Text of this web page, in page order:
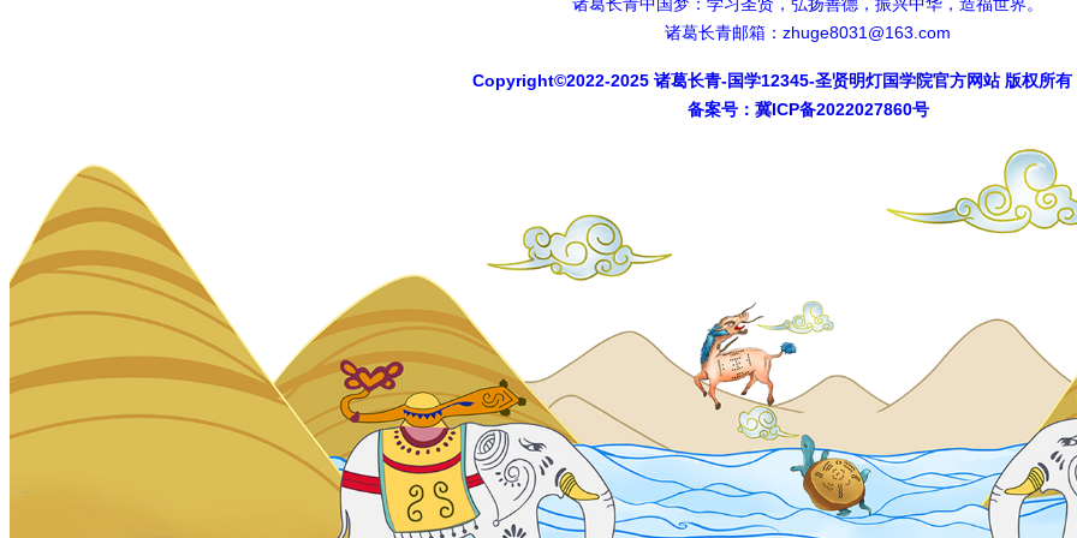
*周易八卦：中国周易八卦文化智慧
** ** ** 最新文章 ** ** **
素食好处：如何吃素食？素食是什么等？
* 诸葛长青：吴承恩写《西游记》劝人行善
放生鱼类：养殖的鱼能放生吗？
诸葛长青：《易经》的中心思想是什么？
国学研究：孝敬父母是立身之本
*修行精进：谦虚好问才能学到知识
** ** ** 随机文章 ** ** **
诸葛长青邮箱：zhuge8031@163.com
Copyright©2022-2025 诸葛长青-国学12345-圣贤明灯国学院官方网站版权所有
备案号： 冀ICP备2022027860号